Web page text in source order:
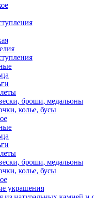
броши, медальоны
колье, бусы
броши, медальоны
колье, бусы
украшения